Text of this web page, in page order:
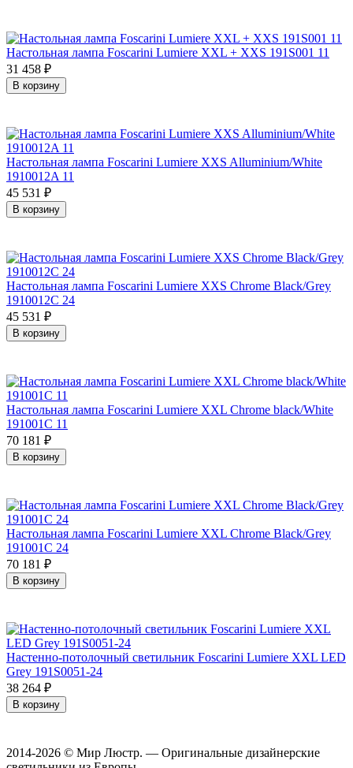
Настольная лампа Foscarini Lumiere XXL + XXS 191S001 11
31 458 ₽
В корзину
Настольная лампа Foscarini Lumiere XXS Alluminium/White
1910012A 11
45 531 ₽
В корзину
Настольная лампа Foscarini Lumiere XXS Chrome Black/Grey
1910012C 24
45 531 ₽
В корзину
Настольная лампа Foscarini Lumiere XXL Chrome black/White
191001C 11
70 181 ₽
В корзину
Настольная лампа Foscarini Lumiere XXL Chrome Black/Grey
191001C 24
70 181 ₽
В корзину
Настенно-потолочный светильник Foscarini Lumiere XXL LED
Grey 191S0051-24
38 264 ₽
В корзину
2014-2026 © Мир Люстр. — Оригинальные дизайнерские